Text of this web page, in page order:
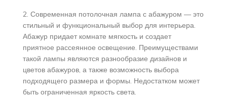
2. Современная потолочная лампа с абажуром — это
стильный и функциональный выбор для интерьера.
Абажур придает комнате мягкость и создает
приятное рассеянное освещение. Преимуществами
такой лампы являются разнообразие дизайнов и
цветов абажуров, а также возможность выбора
подходящего размера и формы. Недостатком может
быть ограниченная яркость света.